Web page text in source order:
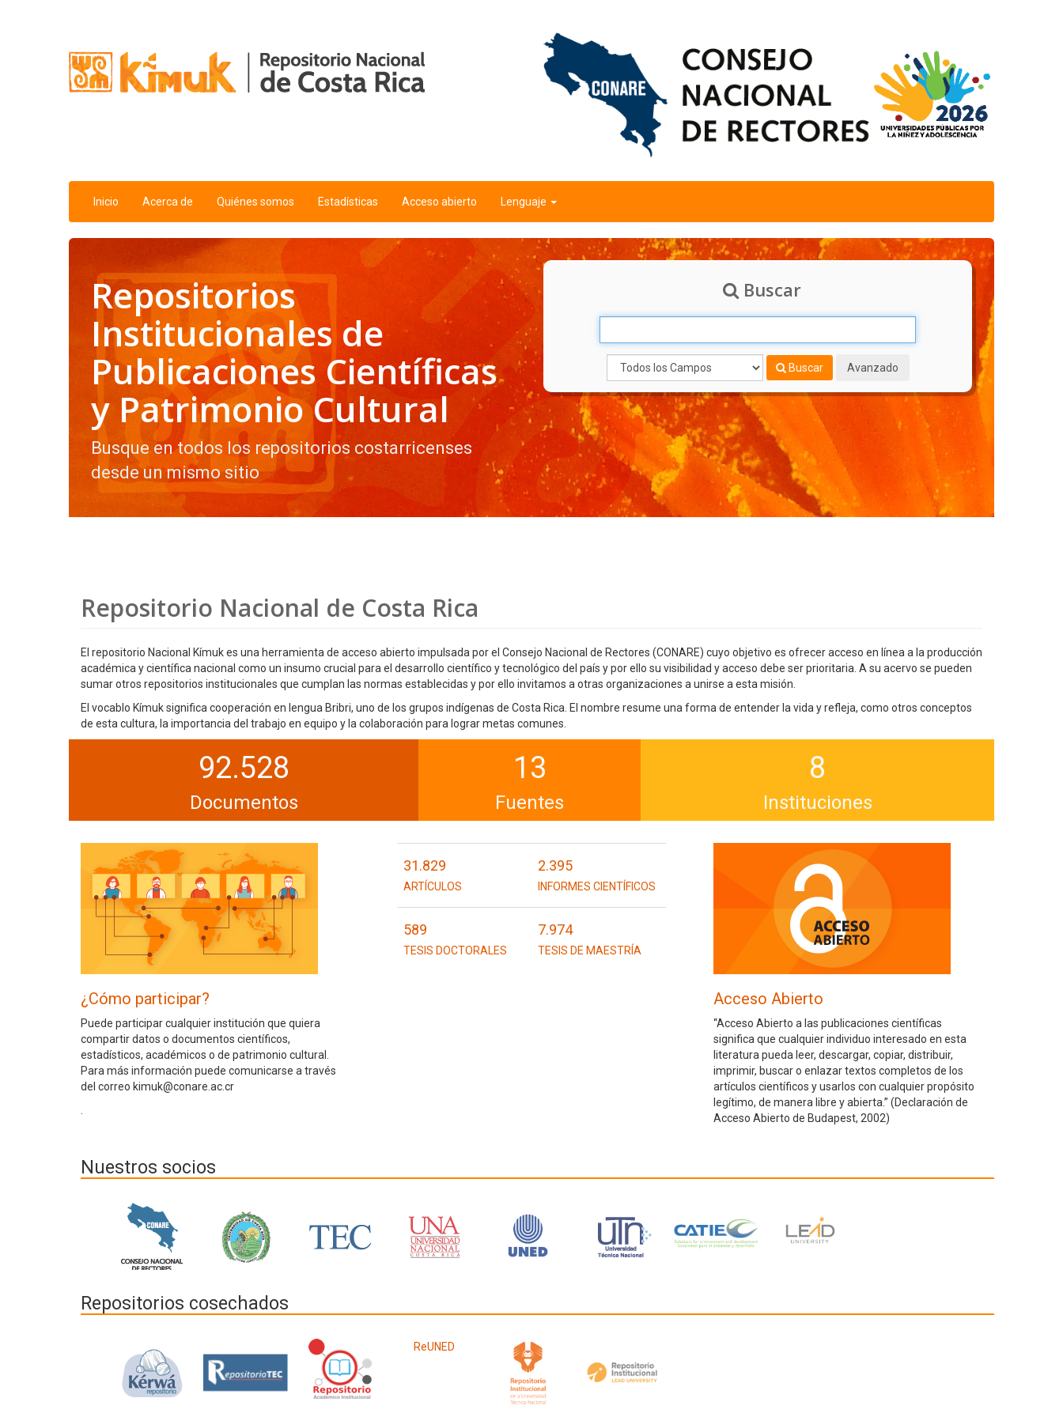
Inicio Acerca de Quiénes somos Estadísticas Acceso abierto Lenguaje
Repositorios
Institucionales de
Publicaciones Científicas
y Patrimonio Cultural
Busque en todos los repositorios costarricenses
desde un mismo sitio
Buscar
Buscar Avanzado
Repositorio Nacional de Costa Rica
El repositorio Nacional Kímuk es una herramienta de acceso abierto impulsada por el Consejo Nacional de Rectores (CONARE) cuyo objetivo es ofrecer acceso en línea a la producción
académica y científica nacional como un insumo crucial para el desarrollo científico y tecnológico del país y por ello su visibilidad y acceso debe ser prioritaria. A su acervo se pueden
sumar otros repositorios institucionales que cumplan las normas establecidas y por ello invitamos a otras organizaciones a unirse a esta misión.
El vocablo Kímuk significa cooperación en lengua Bribri, uno de los grupos indígenas de Costa Rica. El nombre resume una forma de entender la vida y refleja, como otros conceptos
de esta cultura, la importancia del trabajo en equipo y la colaboración para lograr metas comunes.
92.528 13 8
Documentos Fuentes Instituciones
¿Cómo participar?
Puede participar cualquier institución que quiera
compartir datos o documentos científicos,
estadísticos, académicos o de patrimonio cultural.
Para más información puede comunicarse a través
del correo kimuk@conare.ac.cr
31.829
ARTÍCULOS
2.395
INFORMES CIENTÍFICOS
589
TESIS DOCTORALES
7.974
TESIS DE MAESTRÍA
Acceso Abierto
“Acceso Abierto a las publicaciones científicas
significa que cualquier individuo interesado en esta
literatura pueda leer, descargar, copiar, distribuir,
imprimir, buscar o enlazar textos completos de los
artículos científicos y usarlos con cualquier propósito
legítimo, de manera libre y abierta.” (Declaración de
Acceso Abierto de Budapest, 2002)
Nuestros socios
Repositorios cosechados
ReUNED